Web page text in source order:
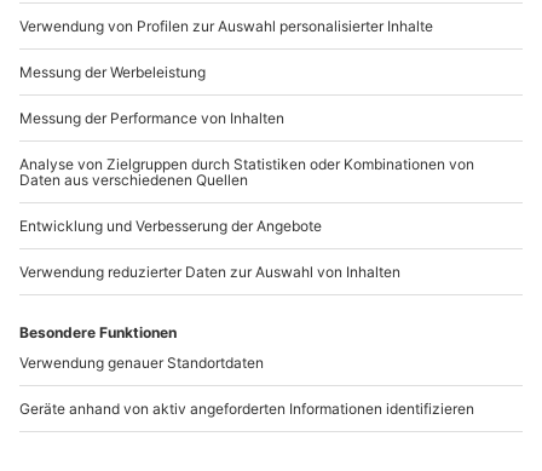
Pausen sind jederzeit möglich
Artikelnummer:61351
Andere Produkte entdecken
Gravelbike Datteln-